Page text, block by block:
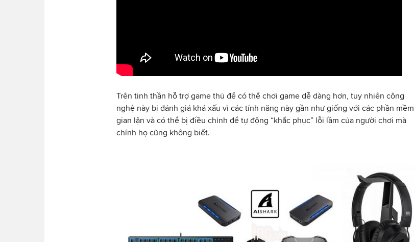
Trên tinh thần hỗ trợ game thủ để có thể chơi game dễ dàng hơn, tuy nhiên công
nghệ này bị đánh giá khá xấu vì các tính năng này gần như giống với các phần mềm
gian lận và có thể bị điều chỉnh để tự động “khắc phục” lỗi lầm của người chơi mà
chính họ cũng không biết.